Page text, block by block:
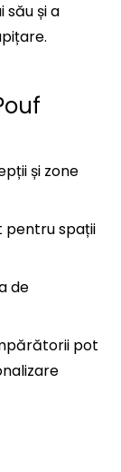
său și a
și zone
pentru spații
de
pot